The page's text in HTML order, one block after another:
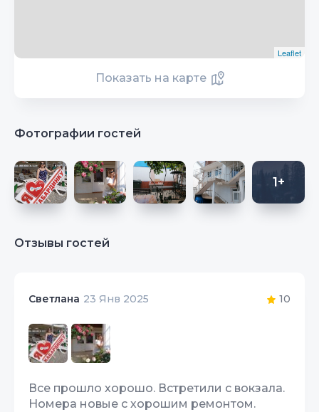
Leaflet
Показать на карте
Фотографии гостей
1+
Отзывы гостей
Светлана 23 Янв 2025 10
Все прошло хорошо. Встретили с вокзала.
Номера новые с хорошим ремонтом.